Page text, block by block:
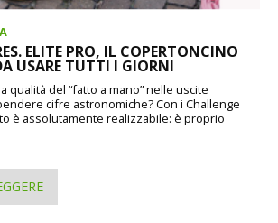
ELITE PRO, IL COPERTONCINO
USARE TUTTI I GIORNI
qualità del “fatto a mano” nelle uscite
cifre astronomiche? Con i Challenge
è assolutamente realizzabile: è proprio